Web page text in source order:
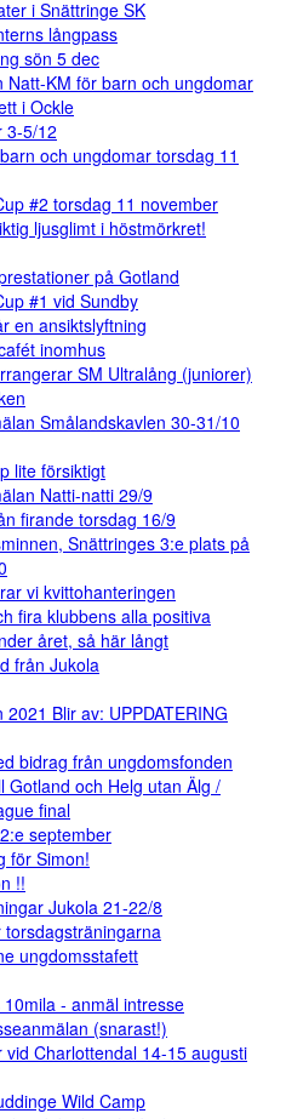
i Snättringe SK
långpass
sön 5 dec
Natt-KM för barn och ungdomar
i Ockle
3-5/12
och ungdomar torsdag 11
#2 torsdag 11 november
ljusglimt i höstmörkret!
på Gotland
#1 vid Sundby
en ansiktslyftning
inomhus
SM Ultralång (juniorer)
Smålandskavlen 30-31/10
lite försiktigt
Natti-natti 29/9
firande torsdag 16/9
Snättringes 3:e plats på
vi kvittohanteringen
fira klubbens alla positiva
året, så här långt
från Jukola
2021 Blir av: UPPDATERING
bidrag från ungdomsfonden
Gotland och Helg utan Älg /
final
september
för Simon!
!!
Jukola 21-22/8
torsdagsträningarna
ungdomsstafett
- anmäl intresse
(snarast!)
vid Charlottendal 14-15 augusti
Wild Camp